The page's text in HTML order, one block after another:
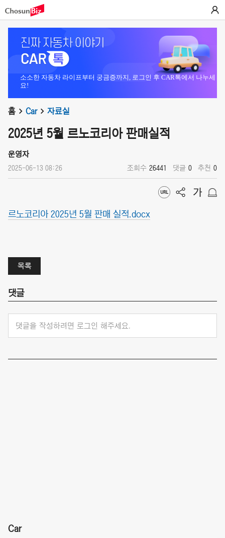
소소한 자동차 라이프부터 궁금증까지, 로그인 후 CAR톡에서 나누세
요!
홈 Car 자료실
2025년 5월 르노코리아 판매실적
운영자
2025-06-13 08:26 조회수 26441 댓글 0 추천 0
르노코리아 2025년 5월 판매 실적.docx
목록
댓글
댓글을 작성하려면 로그인 해주세요.
Car